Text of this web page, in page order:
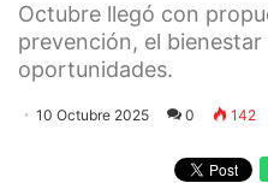
Octubre llegó con
prevención, el
oportunidades.
10 Octubre 2025 0 142